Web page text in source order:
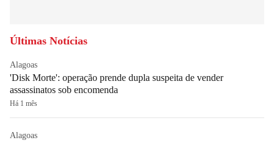
Últimas Notícias
Alagoas
'Disk Morte': operação prende dupla suspeita de vender
assassinatos sob encomenda
Há 1 mês
Alagoas